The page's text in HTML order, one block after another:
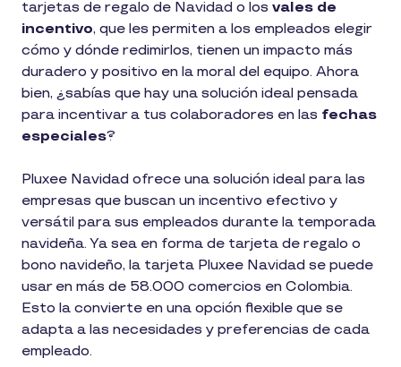
tarjetas de regalo de Navidad o los vales de
incentivo, que les permiten a los empleados elegir
cómo y dónde redimirlos, tienen un impacto más
duradero y positivo en la moral del equipo. Ahora
bien, ¿sabías que hay una solución ideal pensada
para incentivar a tus colaboradores en las fechas
especiales?
Pluxee Navidad ofrece una solución ideal para las
empresas que buscan un incentivo efectivo y
versátil para sus empleados durante la temporada
navideña. Ya sea en forma de tarjeta de regalo o
bono navideño, la tarjeta Pluxee Navidad se puede
usar en más de 58.000 comercios en Colombia.
Esto la convierte en una opción flexible que se
adapta a las necesidades y preferencias de cada
empleado.